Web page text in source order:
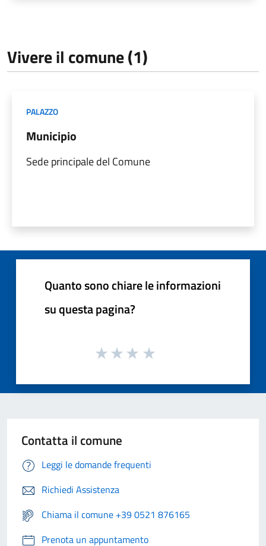
Vivere il comune (1)
PALAZZO
Municipio
Sede principale del Comune
Quanto sono chiare le informazioni
su questa pagina?
Contatta il comune
Leggi le domande frequenti
Richiedi Assistenza
Chiama il comune +39 0521 876165
Prenota un appuntamento